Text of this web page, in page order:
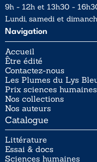
9h - 12h et 13h30 -
Lundi, samedi et
Navigation
Accueil
Être édité
Contactez-nous
Les Plumes du Lys
Prix sciences
Nos collections
Nos auteurs
Catalogue
Littérature
Essai & docs
Sciences humaines